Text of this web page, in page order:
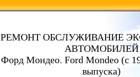
РЕМОНТ ОБСЛУЖИВАНИЕ
АВТОМОБИЛЕЙ
Форд Мондео. Ford Mondeo (с
выпуска)